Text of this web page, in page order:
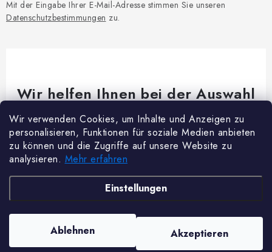
Wir verwenden Cookies, um Inhalte und Anzeigen zu
personalisieren, Funktionen für soziale Medien anbieten
zu können und die Zugriffe auf unsere Website zu
analysieren. Mehr erfahren
Einstellungen
Ablehnen Akzeptieren
Mit der Eingabe Ihrer E-Mail-Adresse stimmen Sie unseren
Datenschutzbestimmungen zu.
Wir helfen Ihnen bei der Auswahl
Brauchen Sie Rat bei etwas? Wir sind für dich da!
Kundenservice@woodycrafts.de
+49 211 8694 2501 (Mo-Fr 8:00-16:00)
Erstellt von Shoptet Premium
. Alle Rechte vorbehalten.Cookie-Einstellungen